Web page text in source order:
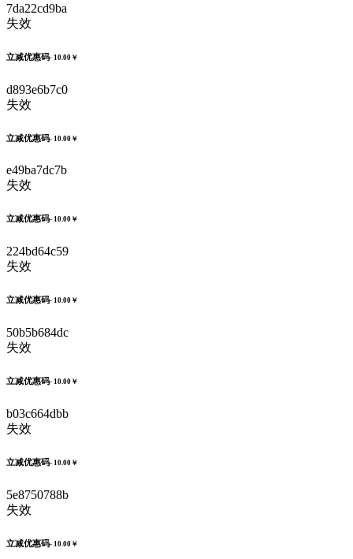
7da22cd9ba
失效
立减优惠码- 10.00￥
d893e6b7c0
失效
立减优惠码- 10.00￥
e49ba7dc7b
失效
立减优惠码- 10.00￥
224bd64c59
失效
立减优惠码- 10.00￥
50b5b684dc
失效
立减优惠码- 10.00￥
b03c664dbb
失效
立减优惠码- 10.00￥
5e8750788b
失效
立减优惠码- 10.00￥